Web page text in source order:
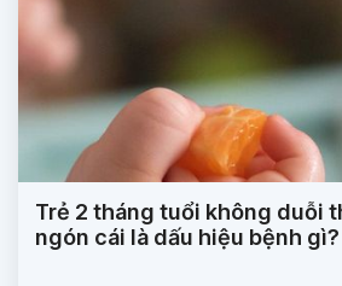
Trẻ 2 tháng tuổi không duỗi
ngón cái là dấu hiệu bệnh gì?